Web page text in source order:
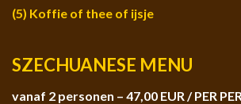
(5) Koffie of thee of ijsje
SZECHUANESE MENU
vanaf 2 personen – 47,00 EUR / PER